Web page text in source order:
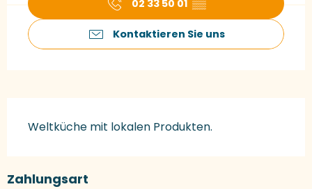
02 33 50 01 ▒▒
Kontaktieren Sie uns
Weltküche mit lokalen Produkten.
Zahlungsart